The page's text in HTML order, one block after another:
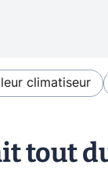
climatiseur
tout